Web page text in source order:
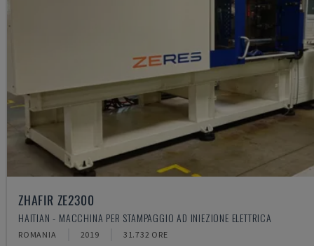
ZHAFIR ZE2300
HAITIAN - MACCHINA PER STAMPAGGIO AD INIEZIONE ELETTRICA
ROMANIA 2019 31.732 ORE